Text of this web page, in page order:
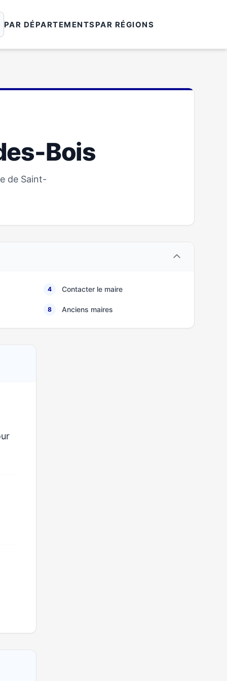
PAR DÉPARTEMENTSPAR RÉGIONS
Bois
de Saint-
4 Contacter le maire
8 Anciens maires